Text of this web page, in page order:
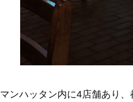
マンハッタン内に4店舗あり